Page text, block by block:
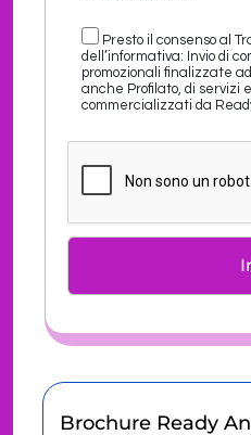
Presto il consenso al
dell’informativa: Invio di
promozionali finalizzate
anche Profilato, di servizi
commercializzati da
Brochure Ready